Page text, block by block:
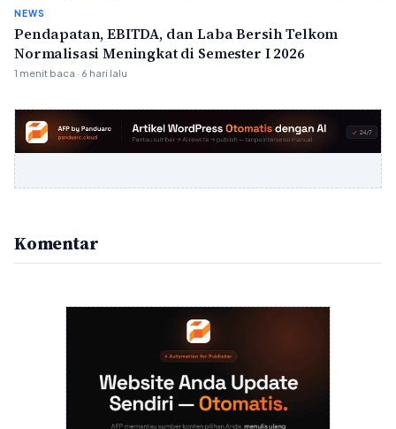
NEWS
Pendapatan, EBITDA, dan Laba Bersih Telkom
Normalisasi Meningkat di Semester I 2026
1 menit baca · 6 hari lalu
Komentar